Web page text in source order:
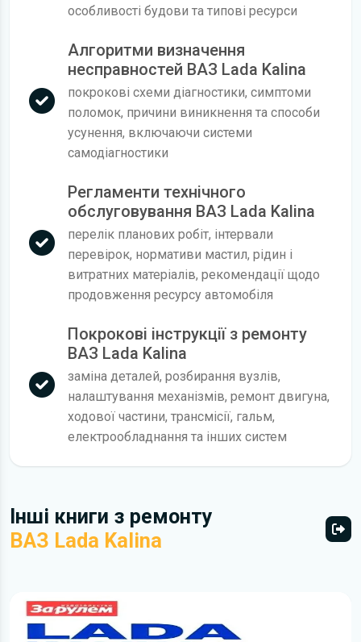
особливості будови та типові ресурси
Алгоритми визначення
несправностей ВАЗ Lada Kalina
покрокові схеми діагностики, симптоми
поломок, причини виникнення та способи
усунення, включаючи системи
самодіагностики
Регламенти технічного
обслуговування ВАЗ Lada Kalina
перелік планових робіт, інтервали
перевірок, нормативи мастил, рідин і
витратних матеріалів, рекомендації щодо
продовження ресурсу автомобіля
Покрокові інструкції з ремонту
ВАЗ Lada Kalina
заміна деталей, розбирання вузлів,
налаштування механізмів, ремонт двигуна,
ходової частини, трансмісії, гальм,
електрообладнання та інших систем
Інші книги з ремонту
ВАЗ Lada Kalina